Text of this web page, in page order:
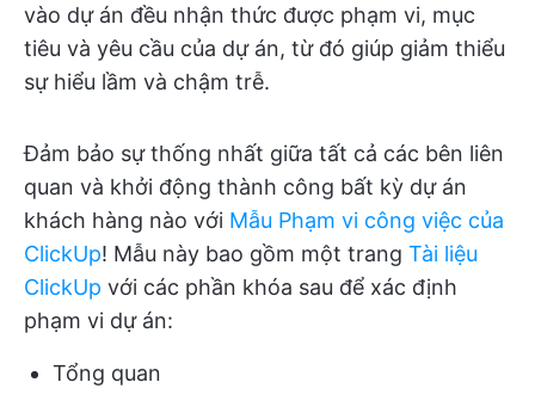
vào dự án đều nhận thức được phạm vi, mục
tiêu và yêu cầu của dự án, từ đó giúp giảm thiểu
sự hiểu lầm và chậm trễ.
Đảm bảo sự thống nhất giữa tất cả các bên liên
quan và khởi động thành công bất kỳ dự án
khách hàng nào với Mẫu Phạm vi công việc của
ClickUp! Mẫu này bao gồm một trang Tài liệu
ClickUp với các phần khóa sau để xác định
phạm vi dự án:
Tổng quan